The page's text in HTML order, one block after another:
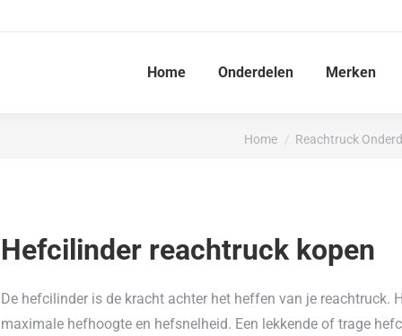
Home Onderdelen Merken
Je bent hier:
Home Reachtruck
Hefcilinder reachtruck kopen
De hefcilinder is de kracht achter het heffen van je reachtruck.
maximale hefhoogte en hefsnelheid. Een lekkende of trage